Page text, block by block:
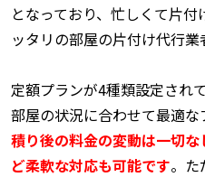
となっており、忙しくて片
ッタリの部屋の片付け代行業
定額プランが4種類設定され
部屋の状況に合わせて最適な
積り後の料金の変動は一切
ど柔軟な対応も可能です。た